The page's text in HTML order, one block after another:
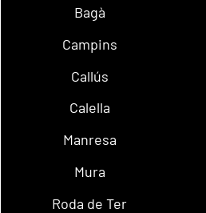
Bagà
Campins
Callús
Calella
Manresa
Mura
Roda de Ter